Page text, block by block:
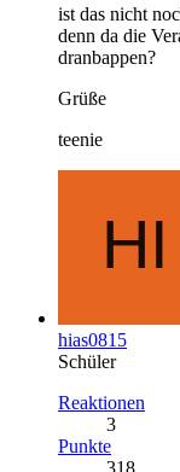
ist das nicht
denn da die
dranbappen?
Grüße
teenie
hias0815
Schüler
Reaktionen
3
Punkte
318